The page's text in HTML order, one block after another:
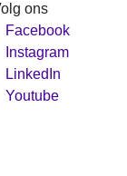
ons
Facebook
Instagram
LinkedIn
Youtube